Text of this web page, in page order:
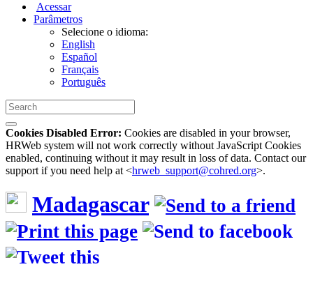
Acessar
Parâmetros
Selecione o idioma:
English
Español
Français
Português
Cookies Disabled Error: Cookies are disabled in your browser,
HRWeb system will not work correctly without JavaScript Cookies
enabled, continuing without it may result in loss of data. Contact our
support if you need help at <hrweb_support@cohred.org>.
Madagascar